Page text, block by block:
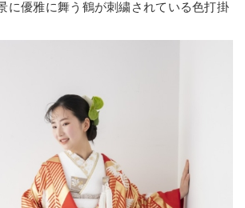
に優雅に舞う鶴が刺繍されている色打掛